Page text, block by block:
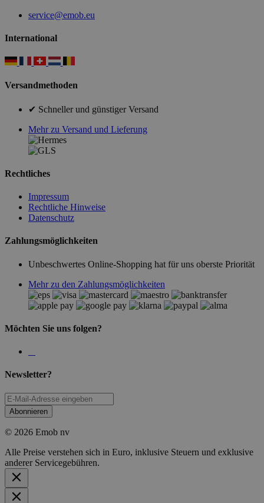
service@emob.eu
International
Versandmethoden
✔ Schneller und günstiger Versand
Mehr zu Versand und Lieferung
Rechtliches
Impressum
Rechtliche Hinweise
Datenschutz
Zahlungsmöglichkeiten
Unbeschwertes Online-Shopping hat für uns oberste Priorität
Mehr zu den Zahlungsmöglichkeiten
Möchten Sie uns folgen?
Newsletter?
Abonnieren
© 2026 Emob nv
Alle Preise verstehen sich in Euro, inklusive Steuern und exklusive
anderer Servicegebühren.